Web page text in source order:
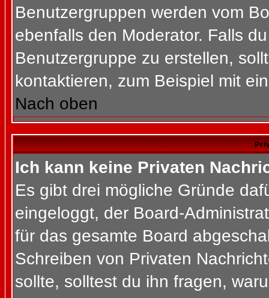
Benutzergruppen werden vom
ebenfalls den Moderator. Falls
Benutzergruppe zu erstellen,
kontaktieren, zum Beispiel mit
Nach oben
Ich kann keine Privaten
Es gibt drei mögliche Gründe
eingeloggt, der Board-
für das gesamte Board
Schreiben von Privaten
sollte, solltest du ihn fragen,